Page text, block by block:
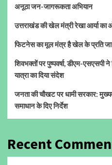
अनूठा जन-जागरूकता अभियान
उत्तराखंड की खेल मंत्री रेखा आर्या का
फिटनेस का मूल मंत्र है खेल के प्रति
शिवभक्तों पर पुष्पवर्षा, डीएम-एसएसपी
यात्रा का दिया संदेश
जनता की चौखट पर धामी सरकार:
समाधान के दिए निर्देश
Recent